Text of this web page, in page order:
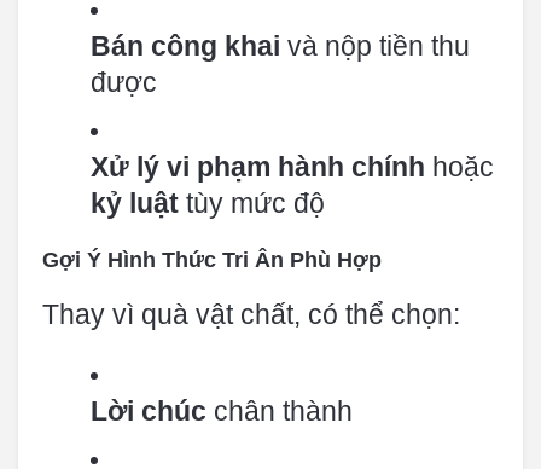
Bán công khai và nộp tiền thu
được
Xử lý vi phạm hành chính hoặc
kỷ luật tùy mức độ
Gợi Ý Hình Thức Tri Ân Phù Hợp
Thay vì quà vật chất, có thể chọn:
Lời chúc chân thành